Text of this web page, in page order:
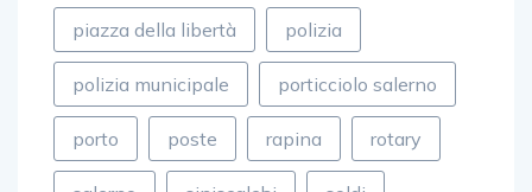
piazza della libertà polizia
polizia municipale porticciolo salerno
porto poste rapina rotary